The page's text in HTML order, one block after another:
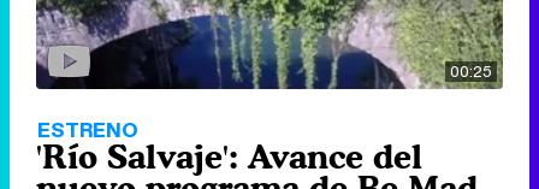
00:25
ESTRENO
'Río Salvaje': Avance del